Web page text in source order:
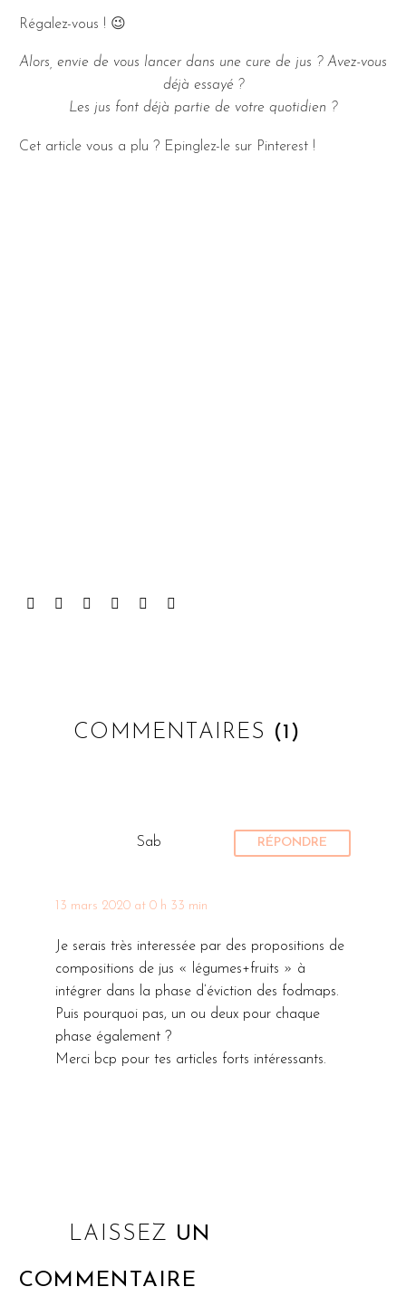
Régalez-vous ! 😉
Alors, envie de vous lancer dans une cure de jus ? Avez-vous
déjà essayé ?
Les jus font déjà partie de votre quotidien ?
Cet article vous a plu ? Epinglez-le sur Pinterest !
COMMENTAIRES (1)
Sab
13 mars 2020 at 0 h 33 min
RÉPONDRE
Je serais très interessée par des propositions de
compositions de jus « légumes+fruits » à
intégrer dans la phase d’éviction des fodmaps.
Puis pourquoi pas, un ou deux pour chaque
phase également ?
Merci bcp pour tes articles forts intéressants.
LAISSEZ UN
COMMENTAIRE